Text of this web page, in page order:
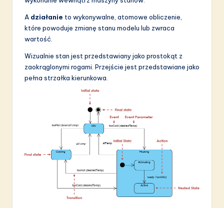
A działanie to wykonywalne, atomowe obliczenie,
które powoduje zmianę stanu modelu lub zwraca
wartość.
Wizualnie stan jest przedstawiany jako prostokąt z
zaokrąglonymi rogami. Przejście jest przedstawiane jako
pełna strzałka kierunkowa.